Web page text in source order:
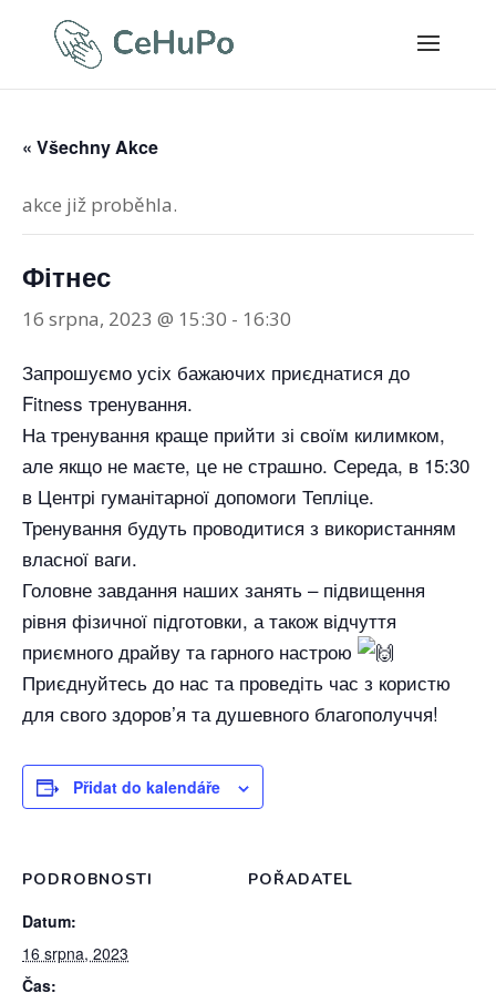
« Všechny Akce
akce již proběhla.
Фітнес
16 srpna, 2023 @ 15:30 - 16:30
Запрошуємо усіх бажаючих приєднатися до
Fitness тренування.
На тренування краще прийти зі своїм килимком,
але якщо не маєте, це не страшно. Середа, в 15:30
в Центрі гуманітарної допомоги Тепліце.
Тренування будуть проводитися з використанням
власної ваги.
Головне завдання наших занять – підвищення
рівня фізичної підготовки, а також відчуття
приємного драйву та гарного настрою
Приєднуйтесь до нас та проведіть час з користю
для свого здоров’я та душевного благополуччя!
Přidat do kalendáře
PODROBNOSTI
Datum:
16 srpna, 2023
Čas:
POŘADATEL